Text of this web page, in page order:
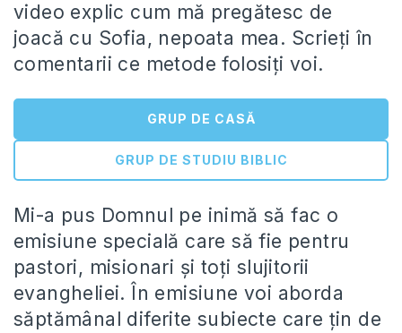
video explic cum mă pregătesc de
joacă cu Sofia, nepoata mea. Scrieți în
comentarii ce metode folosiți voi.
GRUP DE CASĂ
GRUP DE STUDIU BIBLIC
Mi-a pus Domnul pe inimă să fac o
emisiune specială care să fie pentru
pastori, misionari și toți slujitorii
evangheliei. În emisiune voi aborda
săptămânal diferite subiecte care țin de